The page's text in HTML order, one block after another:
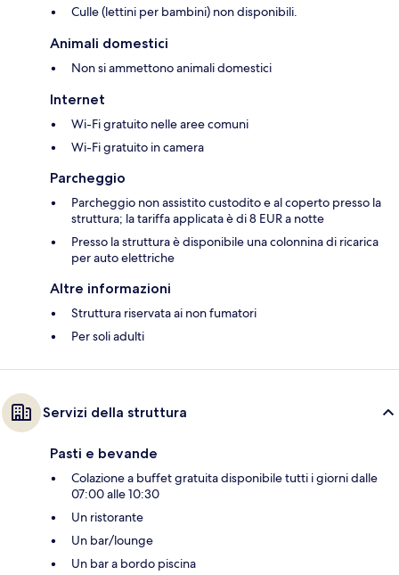
Culle (lettini per bambini) non disponibili.
Animali domestici
Non si ammettono animali domestici
Internet
Wi-Fi gratuito nelle aree comuni
Wi-Fi gratuito in camera
Parcheggio
Parcheggio non assistito custodito e al coperto presso la
struttura; la tariffa applicata è di 8 EUR a notte
Presso la struttura è disponibile una colonnina di ricarica
per auto elettriche
Altre informazioni
Struttura riservata ai non fumatori
Per soli adulti
Servizi della struttura
Pasti e bevande
Colazione a buffet gratuita disponibile tutti i giorni dalle
07:00 alle 10:30
Un ristorante
Un bar/lounge
Un bar a bordo piscina